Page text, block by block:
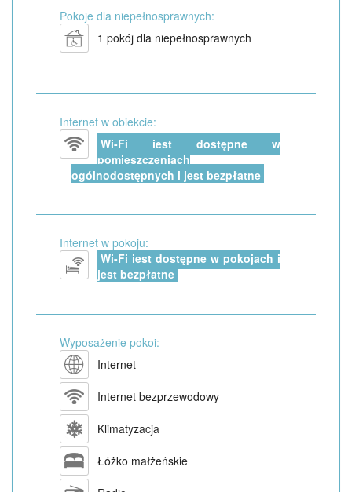
Pokoje dla niepełnosprawnych:
1 pokój dla niepełnosprawnych
Internet w obiekcie:
Wi-Fi jest dostępne w
pomieszczeniach
ogólnodostępnych i jest bezpłatne
Internet w pokoju:
Wi-Fi jest dostępne w pokojach i
jest bezpłatne
Wyposażenie pokoi:
Internet
Internet bezprzewodowy
Klimatyzacja
Łóżko małżeńskie